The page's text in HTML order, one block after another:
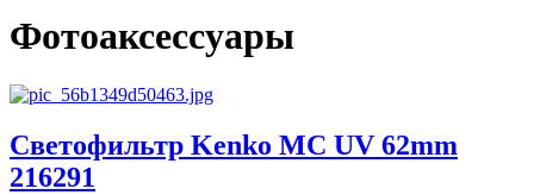
Фотоаксессуары
Светофильтр Kenko MC UV 62mm
216291